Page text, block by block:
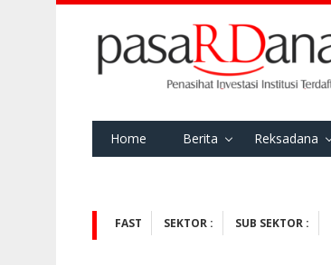
Home Berita Reksadana
FAST SEKTOR : SUB SEKTOR :